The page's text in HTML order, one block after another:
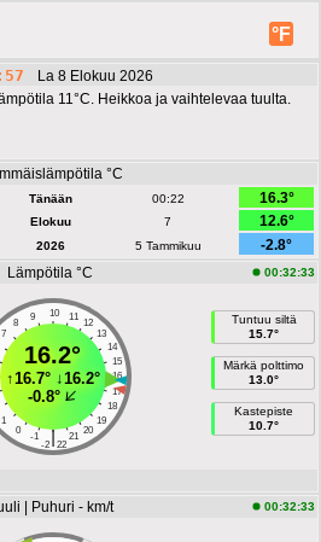
°F
La 8 Elokuu 2026
11°C. Heikkoa ja vaihtelevaa tuulta.
°C
Tänään 00:22
16.3°
Elokuu 7
12.6°
2026 5 Tammikuu
-2.8°
Lämpötila °C
00:32:33
10
9 11
8
12
7
13
14
15
16
17
18
1
19
0
20
-1 21
|
-2 22
16.2°
↑16.7°↓16.2°
-0.8°
Tuntuu siltä
15.7°
Märkä polttimo
13.0°
Kastepiste
10.7°
| Puhuri - km/t 00:32:33